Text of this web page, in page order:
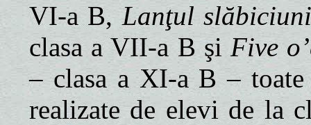
VI-a B,Lanţul
clasa a VII-a B şi Five
– clasa a XI-a B –
realizate de elevi de la